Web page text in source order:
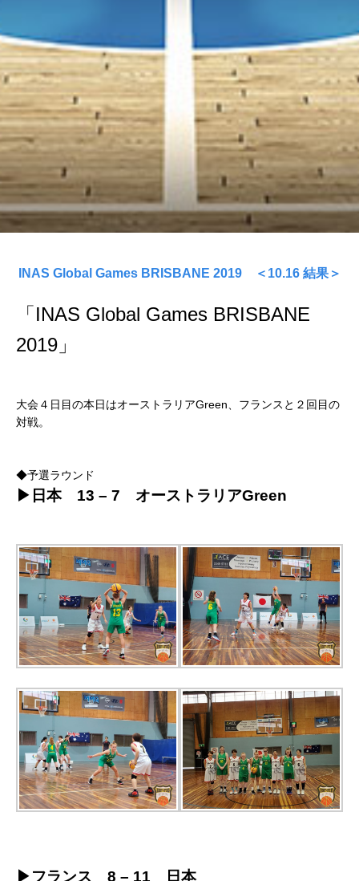
INAS Global Games BRISBANE 2019 ＜10.16 結果＞
「INAS Global Games BRISBANE
2019」
大会４日目の本日はオーストラリアGreen、フランスと２回目の
対戦。
◆予選ラウンド
▶日本 13 – 7 オーストラリアGreen
▶フランス 8 – 11 日本